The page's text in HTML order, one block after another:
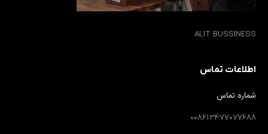
ALIT BUSSINESS
اطلاعات تماس
شماره تماس
008613477077688